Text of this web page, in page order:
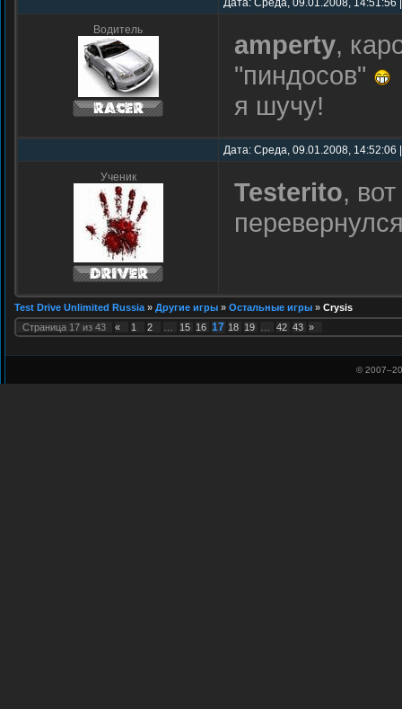
Дата: Среда, 09.01.2008,
Водитель amperty,
"пиндосов"
я шучу!
Дата: Среда, 09.01.2008,
Ученик Testerito,
Test Drive Unlimited Russia » Другие игры » Остальные игры » Crysis
Страница 17 из 43 « 1 2 15 16 17 18 19 42 43 »
© 2007–